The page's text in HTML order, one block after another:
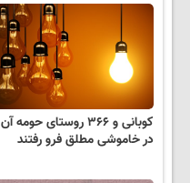
کوبانی و ۳۶۶ روستای حومه آن
در خاموشی مطلق فرو رفتند